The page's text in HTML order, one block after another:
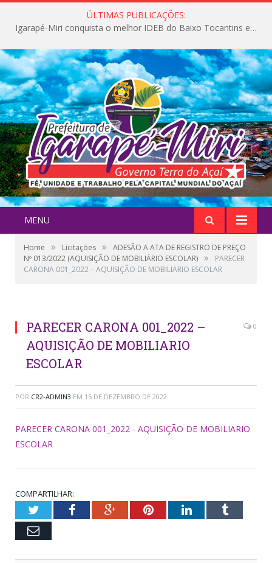
ÚLTIMAS PUBLICAÇÕES:
Igarapé-Miri conquista o melhor IDEB do Baixo Tocantins e avança na qualidade da educação pública
MENU
Home » Licitações »
ADESÃO A ATA DE REGISTRO DE PREÇO
Nº 013/2022 (AQUISIÇÃO DE MOBILIÁRIO ESCOLAR) »
PARECER
CARONA 001_2022 – AQUISIÇÃO DE MOBILIARIO ESCOLAR
PARECER CARONA 001_2022 –
AQUISIÇÃO DE MOBILIARIO
ESCOLAR
0
POR CR2-ADMIN3 EM 15 DE DEZEMBRO DE 2022
PARECER CARONA 001_2022 - AQUISIÇÃO DE MOBILIARIO
ESCOLAR
COMPARTILHAR:
TwitterFacebookGoogle+PinterestLinkedInTumblr
Email